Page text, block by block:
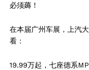
必须薅！
在本届广州车展，上汽
看：
19.99万起，七座德系